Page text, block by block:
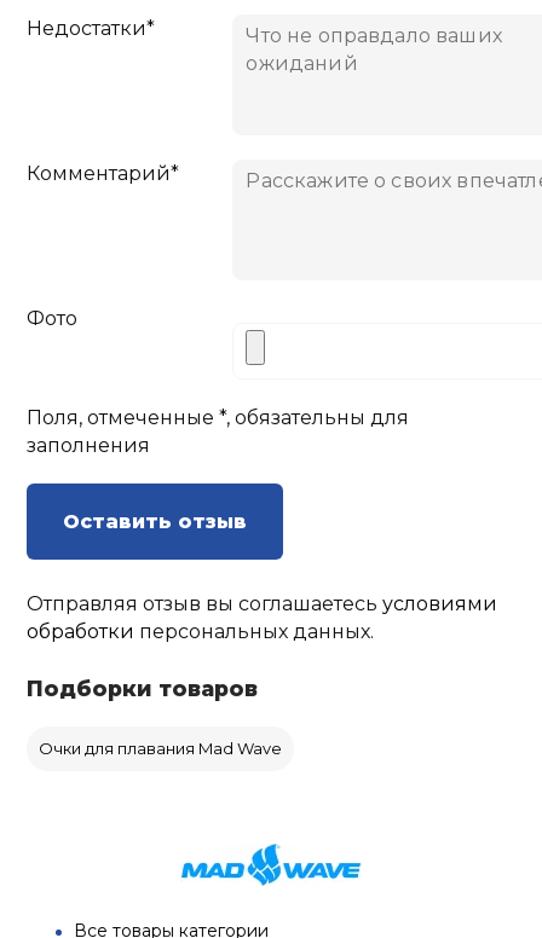
Недостатки*
Комментарий*
Фото
Поля, отмеченные *, обязательны для
заполнения
Оставить отзыв
Отправляя отзыв вы соглашаетесьусловиями
обработки персональных данных.
Подборки товаров
Очки для плавания Mad Wave
Все товары категории